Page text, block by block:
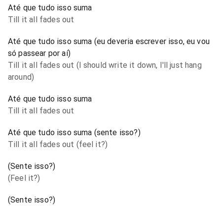
Até que tudo isso suma
Till it all fades out
Até que tudo isso suma (eu deveria escrever isso, eu vou
só passear por aí)
Till it all fades out (I should write it down, I'll just hang
around)
Até que tudo isso suma
Till it all fades out
Até que tudo isso suma (sente isso?)
Till it all fades out (feel it?)
(Sente isso?)
(Feel it?)
(Sente isso?)